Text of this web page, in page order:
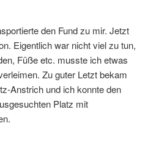
den Fund zu mir. Jetzt
Eigentlich war nicht viel zu tun,
Füße etc. musste ich etwas
Zu guter Letzt bekam
Anstrich und ich konnte den
Platz mit